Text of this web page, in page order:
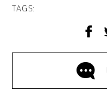
TAGS: